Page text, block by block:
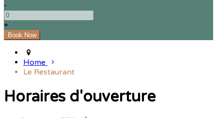
-
+
Home
Le Restaurant
Horaires d'ouverture